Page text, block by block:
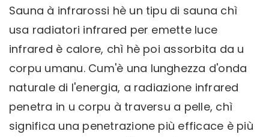
Sauna à infrarossi hè un tipu di sauna chì
usa radiatori infrared per emette luce
infrared è calore, chì hè poi assorbita da u
corpu umanu. Cum'è una lunghezza d'onda
naturale di l'energia, a radiazione infrared
penetra in u corpu à traversu a pelle, chì
significa una penetrazione più efficace è più